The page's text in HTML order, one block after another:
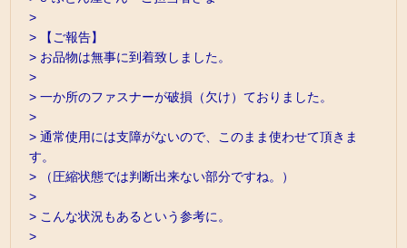
>
> 【ご報告】
> お品物は無事に到着致しました。
>
> 一か所のファスナーが破損（欠け）ておりました。
>
> 通常使用には支障がないので、このまま使わせて頂きま
す。
> （圧縮状態では判断出来ない部分ですね。）
>
> こんな状況もあるという参考に。
>